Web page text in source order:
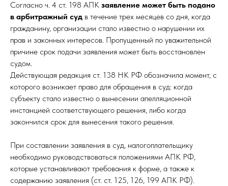
Согласно ч. 4 ст. 198 АПК заявление может быть подано
в арбитражный суд в течение трех месяцев со дня, когда
гражданину, организации стало известно о нарушении их
прав и законных интересов. Пропущенный по уважительной
причине срок подачи заявления может быть восстановлен
судом.
Действующая редакция ст. 138 НК РФ обозначила момент, с
которого возникает право для обращения в суд: когда
субъекту стало известно о вынесении апелляционной
инстанцией соответствующего решения, либо когда
закончился срок для вынесения такого решения.
При составлении заявления в суд, налогоплательщику
необходимо руководствоваться положениями АПК РФ,
которые устанавливают требования к форме, а также к
содержанию заявления (ст. ст. 125, 126, 199 АПК РФ).